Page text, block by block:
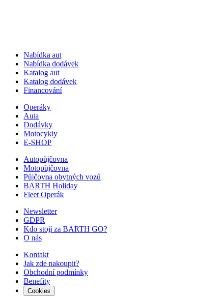
Nabídka aut
Nabídka dodávek
Katalog aut
Katalog dodávek
Financování
Operáky
Auta
Dodávky
Motocykly
E-SHOP
Autopůjčovna
Motopůjčovna
Půjčovna obytných vozů
BARTH Holiday
Fleet Operák
Newsletter
GDPR
Kdo stojí za BARTH GO?
O nás
Kontakt
Jak zde nakoupit?
Obchodní podmínky
Benefity
Cookies